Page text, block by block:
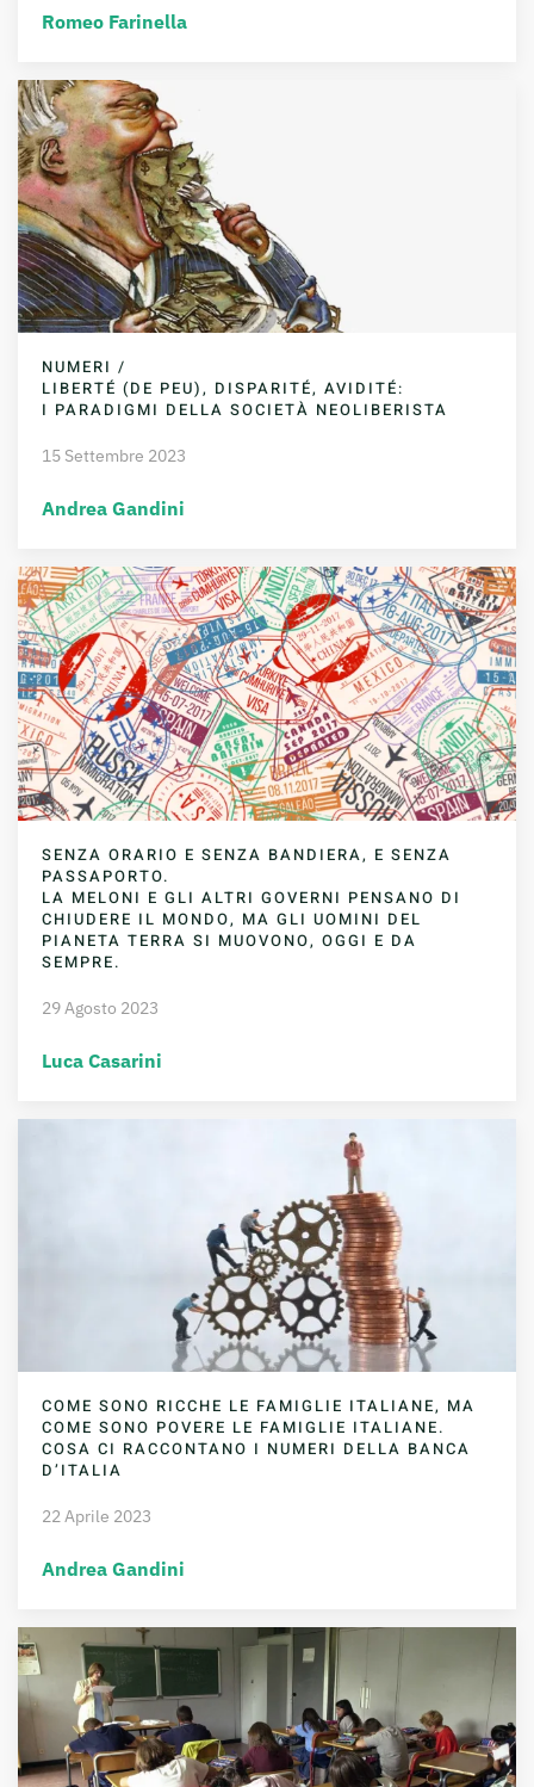
Romeo Farinella
NUMERI /
LIBERTÉ (DE PEU), DISPARITÉ, AVIDITÉ:
I PARADIGMI DELLA SOCIETÀ NEOLIBERISTA
15 Settembre 2023
Andrea Gandini
SENZA ORARIO E SENZA BANDIERA, E SENZA
PASSAPORTO.
LA MELONI E GLI ALTRI GOVERNI PENSANO DI
CHIUDERE IL MONDO, MA GLI UOMINI DEL
PIANETA TERRA SI MUOVONO, OGGI E DA
SEMPRE.
29 Agosto 2023
Luca Casarini
COME SONO RICCHE LE FAMIGLIE ITALIANE, MA
COME SONO POVERE LE FAMIGLIE ITALIANE.
COSA CI RACCONTANO I NUMERI DELLA BANCA
D’ITALIA
22 Aprile 2023
Andrea Gandini